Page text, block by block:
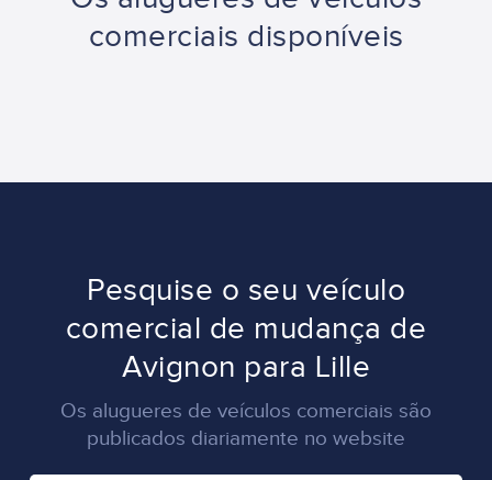
comerciais disponíveis
Pesquise o seu veículo
comercial de mudança de
Avignon para Lille
Os alugueres de veículos comerciais são
publicados diariamente no website